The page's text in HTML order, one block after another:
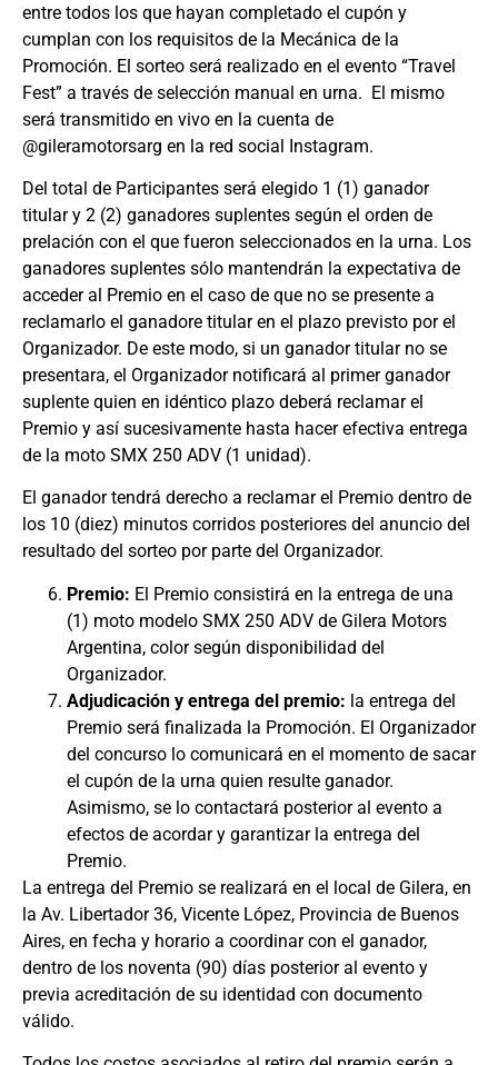
entre todos los que hayan completado el cupón y
cumplan con los requisitos de la Mecánica de la
Promoción. El sorteo será realizado en el evento “Travel
Fest” a través de selección manual en urna. El mismo
será transmitido en vivo en la cuenta de
@gileramotorsarg en la red social Instagram.
Del total de Participantes será elegido 1 (1) ganador
titular y 2 (2) ganadores suplentes según el orden de
prelación con el que fueron seleccionados en la urna. Los
ganadores suplentes sólo mantendrán la expectativa de
acceder al Premio en el caso de que no se presente a
reclamarlo el ganadore titular en el plazo previsto por el
Organizador. De este modo, si un ganador titular no se
presentara, el Organizador notificará al primer ganador
suplente quien en idéntico plazo deberá reclamar el
Premio y así sucesivamente hasta hacer efectiva entrega
de la moto SMX 250 ADV (1 unidad).
El ganador tendrá derecho a reclamar el Premio dentro de
los 10 (diez) minutos corridos posteriores del anuncio del
resultado del sorteo por parte del Organizador.
Premio: El Premio consistirá en la entrega de una
(1) moto modelo SMX 250 ADV de Gilera Motors
Argentina, color según disponibilidad del
Organizador.
Adjudicación y entrega del premio: la entrega del
Premio será finalizada la Promoción. El Organizador
del concurso lo comunicará en el momento de sacar
el cupón de la urna quien resulte ganador.
Asimismo, se lo contactará posterior al evento a
efectos de acordar y garantizar la entrega del
Premio.
La entrega del Premio se realizará en el local de Gilera, en
la Av. Libertador 36, Vicente López, Provincia de Buenos
Aires, en fecha y horario a coordinar con el ganador,
dentro de los noventa (90) días posterior al evento y
previa acreditación de su identidad con documento
válido.